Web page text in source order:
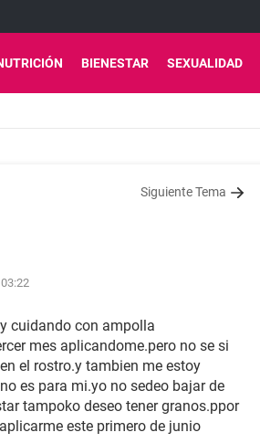
BIENESTAR SEXUALIDAD
Siguiente Tema
cuidando con ampolla
mes aplicandome.pero no se si
el rostro.y tambien me estoy
es para mi.yo no sedeo bajar de
tampoko deseo tener granos.ppor
este primero de junio